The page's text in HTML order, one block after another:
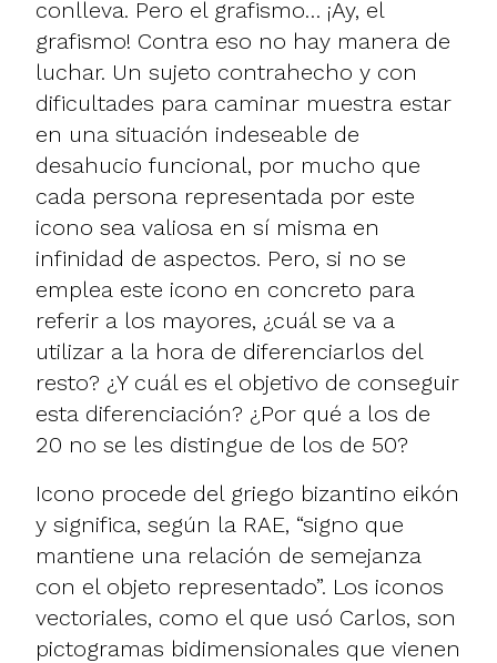
conlleva. Pero el grafismo… ¡Ay, el
grafismo! Contra eso no hay manera de
luchar. Un sujeto contrahecho y con
dificultades para caminar muestra estar
en una situación indeseable de
desahucio funcional, por mucho que
cada persona representada por este
icono sea valiosa en sí misma en
infinidad de aspectos. Pero, si no se
emplea este icono en concreto para
referir a los mayores, ¿cuál se va a
utilizar a la hora de diferenciarlos del
resto? ¿Y cuál es el objetivo de conseguir
esta diferenciación? ¿Por qué a los de
20 no se les distingue de los de 50?
Icono procede del griego bizantino eikón
y significa, según la RAE, “signo que
mantiene una relación de semejanza
con el objeto representado”. Los iconos
vectoriales, como el que usó Carlos, son
pictogramas bidimensionales que vienen